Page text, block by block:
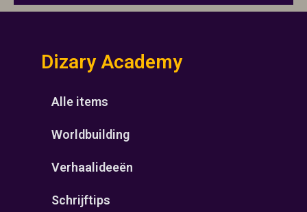
Dizary Academy
Alle items
Worldbuilding
Verhaalideeën
Schrijftips